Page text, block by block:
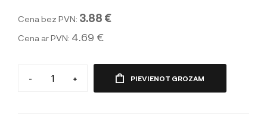
Cena bez PVN: 3.88 €
Cena ar PVN: 4.69 €
- + PIEVIENOT GROZAM